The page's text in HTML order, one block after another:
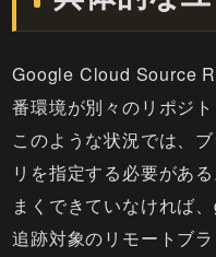
Google Cloud Source
番環境が別々のリポジ
このような状況では、
リを指定する必要があ
まくできていなければ
追跡対象のリモートブ